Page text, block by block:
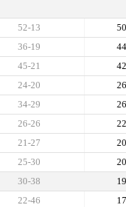
50
52-13
44
36-19
42
45-21
26
24-20
26
34-29
22
26-26
20
21-27
20
25-30
19
30-38
17
22-46